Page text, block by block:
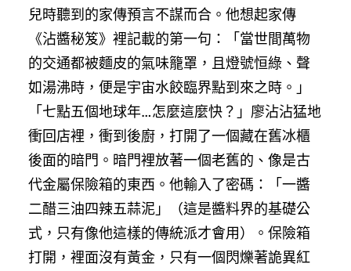
兒時聽到的家傳預言不謀而合。他想起家傳
《沾醬秘笈》裡記載的第一句：「當世間萬物
的交通都被麵皮的氣味籠罩，且燈號恒綠、聲
如湯沸時，便是宇宙水餃臨界點到來之時。」
「七點五個地球年…怎麼這麼快？」廖沾沾猛地
衝回店裡，衝到後廚，打開了一個藏在舊冰櫃
後面的暗門。暗門裡放著一個老舊的、像是古
代金屬保險箱的東西。他輸入了密碼：「一醬
二醋三油四辣五蒜泥」（這是醬料界的基礎公
式，只有像他這樣的傳統派才會用）。保險箱
打開，裡面沒有黃金，只有一個閃爍著詭異紅